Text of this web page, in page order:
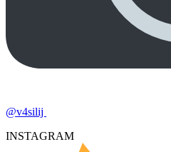
@v4silij
INSTAGRAM